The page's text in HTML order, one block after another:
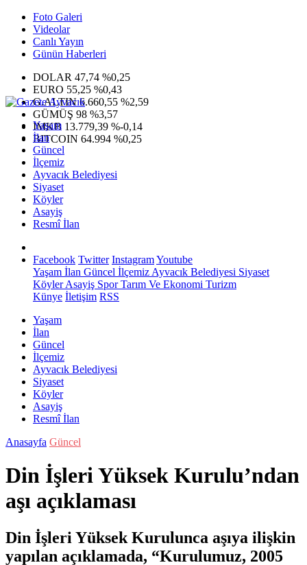
Foto Galeri
Videolar
Canlı Yayın
Günün Haberleri
DOLAR 47,74 %0,25
EURO 55,25 %0,43
G.ALTIN6.660,55 %2,59
GÜMÜŞ 98 %3,57
IMKB 13.779,39 %-0,14
BITCOIN 64.994 %0,25
Yaşam
İlan
Güncel
İlçemiz
Ayvacık Belediyesi
Siyaset
Köyler
Asayiş
Resmî İlan
Facebook Twitter InstagramYoutube
Yaşam İlan Güncel İlçemiz Ayvacık Belediyesi Siyaset
KöylerAsayiş SporTarım Ve Ekonomi Turizm
Künye İletişim RSS
Yaşam
İlan
Güncel
İlçemiz
Ayvacık Belediyesi
Siyaset
Köyler
Asayiş
Resmî İlan
Anasayfa Güncel
Din İşleri Yüksek Kurulu’ndan
aşı açıklaması
Din İşleri Yüksek Kurulunca aşıya ilişkin
yapılan açıklamada, “Kurulumuz, 2005